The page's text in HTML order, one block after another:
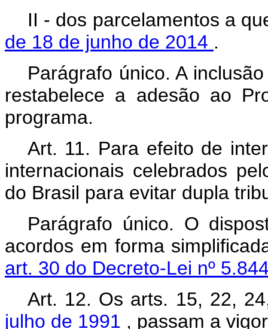
II - dos parcelamentos a
de 18 de junho de 2014 .
Parágrafo único. A
restabelece a adesão ao
programa.
Art. 11. Para efeito de
internacionais celebrados
do Brasil para evitar dupla
Parágrafo único. O
acordos em forma
art. 30 do Decreto-Lei nº
Art. 12. Os arts. 15, 22,
julho de 1991 , passam a